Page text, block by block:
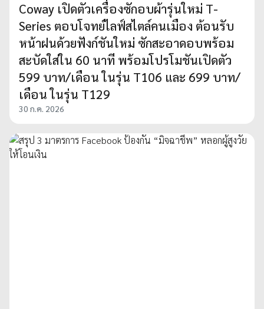
Coway เปิดตัวเครื่องซักอบผ้ารุ่นใหม่ T-
Series ตอบโจทย์ไลฟ์สไตล์คนเมือง ต้อนรับ
หน้าฝนด้วยฟังก์ชันใหม่ ซักสะอาดอบพร้อม
สะบัดใส่ใน 60 นาที พร้อมโปรโมชันเปิดตัว
599 บาท/เดือน ในรุ่น T106 และ 699 บาท/
เดือน ในรุ่น T129
30 ก.ค. 2026